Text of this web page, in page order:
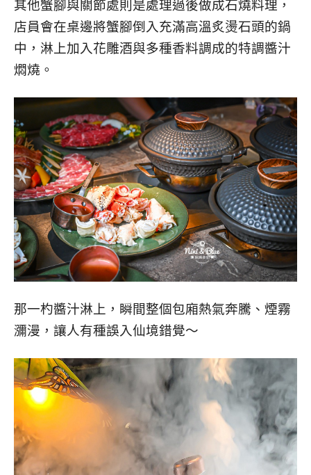
其他蟹腳與關節處則是處理過後做成石燒料理，
店員會在桌邊將蟹腳倒入充滿高溫炙燙石頭的鍋
中，淋上加入花雕酒與多種香料調成的特調醬汁
燜燒。
那一杓醬汁淋上，瞬間整個包廂熱氣奔騰、煙霧
瀰漫，讓人有種誤入仙境錯覺～